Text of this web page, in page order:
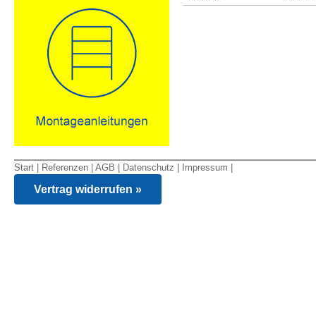
Start Referenzen AGB Datenschutz Impressum
Vertrag widerrufen »